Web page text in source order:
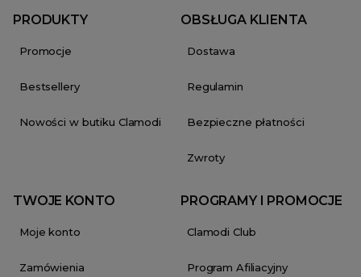
PRODUKTY
Promocje
Bestsellery
Nowości w butiku Clamodi
OBSŁUGA KLIENTA
Dostawa
Regulamin
Bezpieczne płatności
Zwroty
TWOJE KONTO
Moje konto
Zamówienia
PROGRAMY I PROMOCJE
Clamodi Club
Program Afiliacyjny